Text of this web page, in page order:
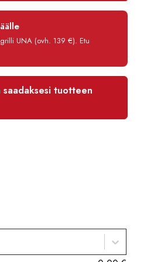
€
UNA (ovh. 139 €). Etu
saadaksesi tuotteen